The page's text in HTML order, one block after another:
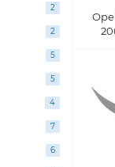
2
2
5
5
4
7
6